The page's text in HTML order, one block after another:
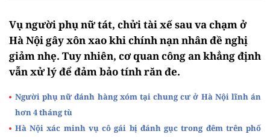
Vụ người phụ nữ tát, chửi tài xế sau va chạm ở
Hà Nội gây xôn xao khi chính nạn nhân đề nghị
giảm nhẹ. Tuy nhiên, cơ quan công an khẳng định
vẫn xử lý để đảm bảo tính răn đe.
Người phụ nữ đánh hàng xóm tại chung cư ở Hà Nội lĩnh án
hơn 4 tháng tù
Hà Nội xác minh vụ cô gái bị đánh gục trong đêm trên phố